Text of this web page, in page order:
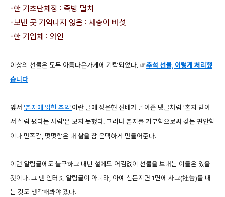
-한 기초단체장 : 죽방 멸치
-보낸 곳 기억나지 않음 : 새송이 버섯
-한 기업체 : 와인
이상의 선물은 모두 아름다운가게에 기탁되었다. ☞추석 선물, 이렇게 처리했
습니다
앞서 '촌지에 얽힌 추억'이란 글에 정운현 선배가 달아준 댓글처럼 '촌지 받아
서 살림 폈다는 사람'은 보지 못했다. 그러나 촌지를 거부함으로써 갖는 편안함
이나 만족감, 떳떳함은 내 삶을 참 윤택하게 만들어준다.
이런 알림글에도 불구하고 내년 설에도 어김없이 선물을 보내는 이들은 있을
것이다. 그 땐 인터넷 알림글이 아니라, 아예 신문지면 1면에 사고(社告)를 내
는 것도 생각해봐야 겠다.